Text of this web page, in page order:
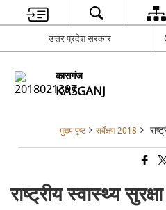
उत्तर प्रदेश सरकार
कासगंज
KASGANJ
मुख्य पृष्ठ सर्वेक्षण 2018
राष्ट्रीय स्वास्थ्य